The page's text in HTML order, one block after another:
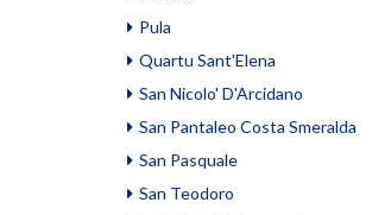
Pula
Quartu Sant'Elena
San Nicolo' D'Arcidano
San Pantaleo Costa Smeralda
San Pasquale
San Teodoro